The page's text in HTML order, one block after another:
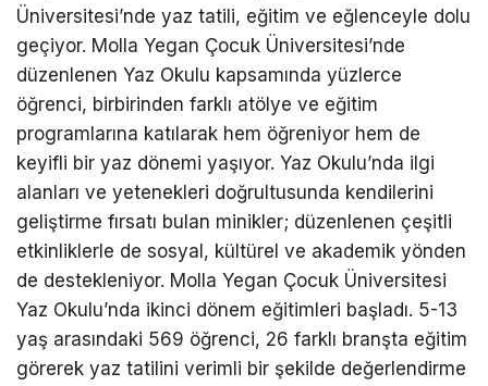
Üniversitesi’nde yaz tatili, eğitim ve eğlenceyle dolu
geçiyor. Molla Yegan Çocuk Üniversitesi’nde
düzenlenen Yaz Okulu kapsamında yüzlerce
öğrenci, birbirinden farklı atölye ve eğitim
programlarına katılarak hem öğreniyor hem de
keyifli bir yaz dönemi yaşıyor. Yaz Okulu’nda ilgi
alanları ve yetenekleri doğrultusunda kendilerini
geliştirme fırsatı bulan minikler; düzenlenen çeşitli
etkinliklerle de sosyal, kültürel ve akademik yönden
de destekleniyor. Molla Yegan Çocuk Üniversitesi
Yaz Okulu’nda ikinci dönem eğitimleri başladı. 5-13
yaş arasındaki 569 öğrenci, 26 farklı branşta eğitim
görerek yaz tatilini verimli bir şekilde değerlendirme